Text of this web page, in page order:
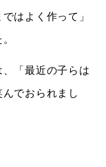
はよく作って」
「最近の子らは
でおられまし